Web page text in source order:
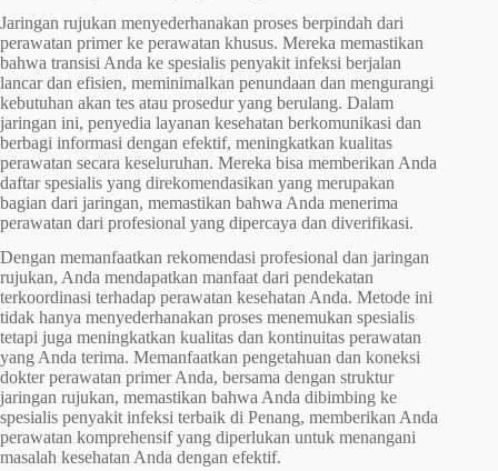
Jaringan rujukan menyederhanakan proses berpindah dari
perawatan primer ke perawatan khusus. Mereka memastikan
bahwa transisi Anda ke spesialis penyakit infeksi berjalan
lancar dan efisien, meminimalkan penundaan dan mengurangi
kebutuhan akan tes atau prosedur yang berulang. Dalam
jaringan ini, penyedia layanan kesehatan berkomunikasi dan
berbagi informasi dengan efektif, meningkatkan kualitas
perawatan secara keseluruhan. Mereka bisa memberikan Anda
daftar spesialis yang direkomendasikan yang merupakan
bagian dari jaringan, memastikan bahwa Anda menerima
perawatan dari profesional yang dipercaya dan diverifikasi.
Dengan memanfaatkan rekomendasi profesional dan jaringan
rujukan, Anda mendapatkan manfaat dari pendekatan
terkoordinasi terhadap perawatan kesehatan Anda. Metode ini
tidak hanya menyederhanakan proses menemukan spesialis
tetapi juga meningkatkan kualitas dan kontinuitas perawatan
yang Anda terima. Memanfaatkan pengetahuan dan koneksi
dokter perawatan primer Anda, bersama dengan struktur
jaringan rujukan, memastikan bahwa Anda dibimbing ke
spesialis penyakit infeksi terbaik di Penang, memberikan Anda
perawatan komprehensif yang diperlukan untuk menangani
masalah kesehatan Anda dengan efektif.